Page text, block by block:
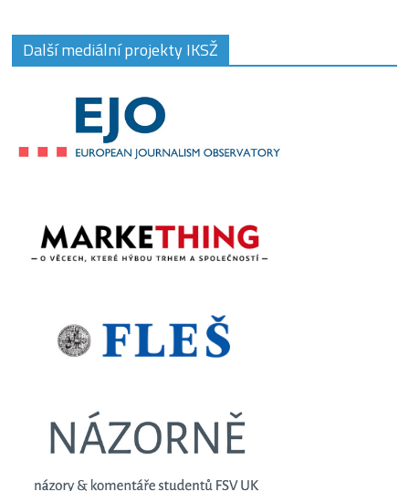
Další mediální projekty IKSŽ